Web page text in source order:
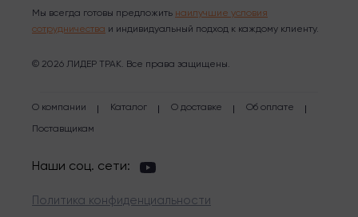
Мы всегда готовы предложить наилучшие условия
сотрудничества и индивидуальный подход к каждому клиенту.
© 2026 ЛИДЕР ТРАК. Все права защищены.
О компании Каталог О доставке Об оплате
Поставщикам
Наши соц. сети:
Политика конфиденциальности